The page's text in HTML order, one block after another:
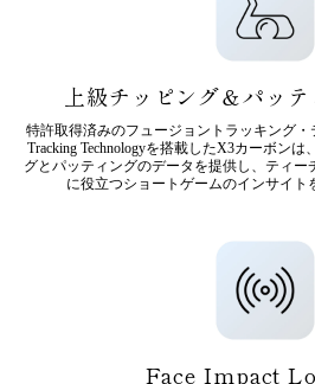
上級チッピング＆パッ
特許取得済みのフュージョントラッキング・
Tracking Technologyを搭載したX3カーボン
グとパッティングのデータを提供し、ティー
に役立つショートゲームのインサイト
Face Impact